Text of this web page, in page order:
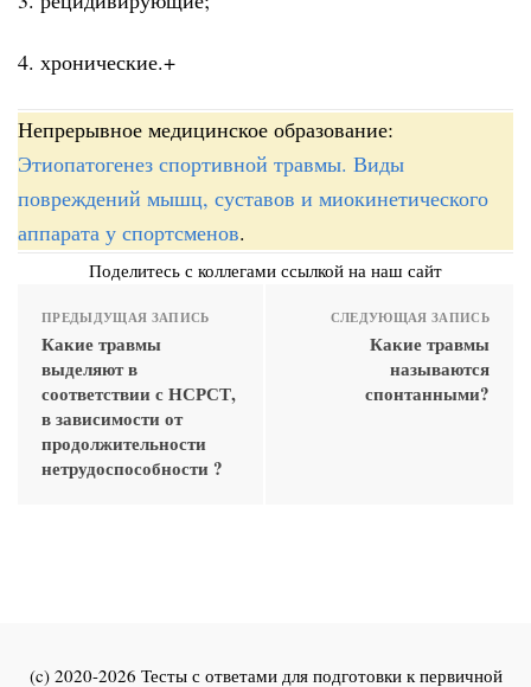
4. хронические.+
Непрерывное медицинское образование:
Этиопатогенез спортивной травмы. Виды
повреждений мышц, суставов и миокинетического
аппарата у спортсменов.
Поделитесь с коллегами ссылкой на наш сайт
ПРЕДЫДУЩАЯ ЗАПИСЬ
Какие травмы
выделяют в
соответствии с НСРСТ,
в зависимости от
продолжительности
нетрудоспособности ?
СЛЕДУЮЩАЯ ЗАПИСЬ
Какие травмы
называются
спонтанными?
(c) 2020-2026 Тесты с ответами для подготовки к первичной